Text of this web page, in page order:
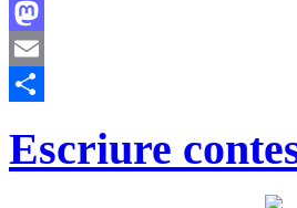
Facebook
Mastodon
Email
Escriure